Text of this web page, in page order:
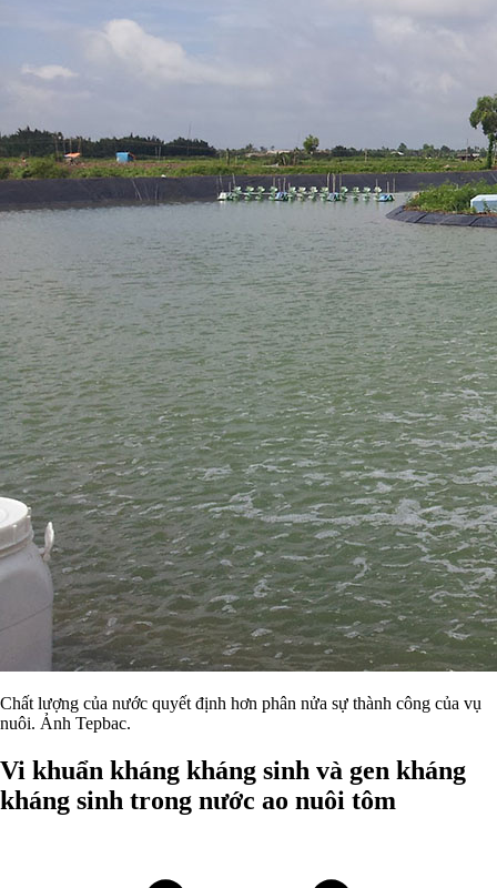
Chất lượng của nước quyết định hơn phân nửa sự thành công của vụ
nuôi. Ảnh Tepbac.
Vi khuẩn kháng kháng sinh và gen kháng
kháng sinh trong nước ao nuôi tôm